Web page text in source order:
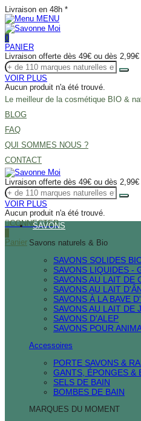
Livraison en 48h *
MENU
0
PANIER
Livraison offerte dès 49€ ou dès 2,99€
VOIR PLUS
Aucun produit n'a été trouvé.
Le meilleur de la cosmétique BIO &
BLOG
FAQ
QUI SOMMES NOUS ?
CONTACT
Livraison offerte dès 49€ ou dès 2,99€
VOIR PLUS
Aucun produit n'a été trouvé.
CONNECTER
Panier
SAVONS
Savons naturels & Bio
SAVONS SOLIDES
SAVONS LIQUIDES -
SAVONS AU LAIT DE
SAVONS AU LAIT
SAVONS À LA BAVE
SAVONS AU LAIT DE
SAVONS D'ALEP
SAVONS POUR
Accessoires
PORTE SAVONS &
GANTS, ÉPONGES &
SELS DE BAIN
BOMBES DE BAIN
MARQUES DU MOMENT